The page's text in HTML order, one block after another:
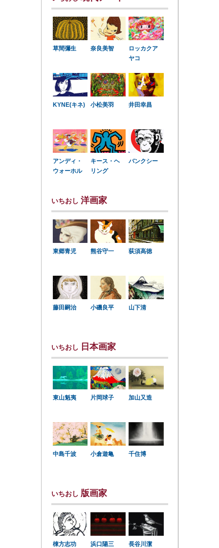
草間彌生 奈良美智
ロッカクア
ヤコ
KYNE(キネ) 小松美羽 井田幸昌
アンディ・
ウォーホル
キース・ヘ
リング
バンクシー
いちおし 洋画家
東郷青児 熊谷守一 荻須高徳
藤田嗣治 小磯良平 山下清
いちおし 日本画家
東山魁夷 片岡球子 加山又造
中島千波 小倉遊亀 千住博
いちおし 版画家
棟方志功 浜口陽三 長谷川潔